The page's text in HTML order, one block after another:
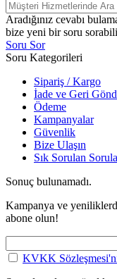
Aradığınız cevabı
bize yeni bir soru
Soru Sor
Soru Kategorileri
Sipariş / Kargo
İade ve Geri
Ödeme
Kampanyalar
Güvenlik
Bize Ulaşın
Sık Sorulan
Sonuç bulunamadı.
Kampanya ve
abone olun!
KVKK